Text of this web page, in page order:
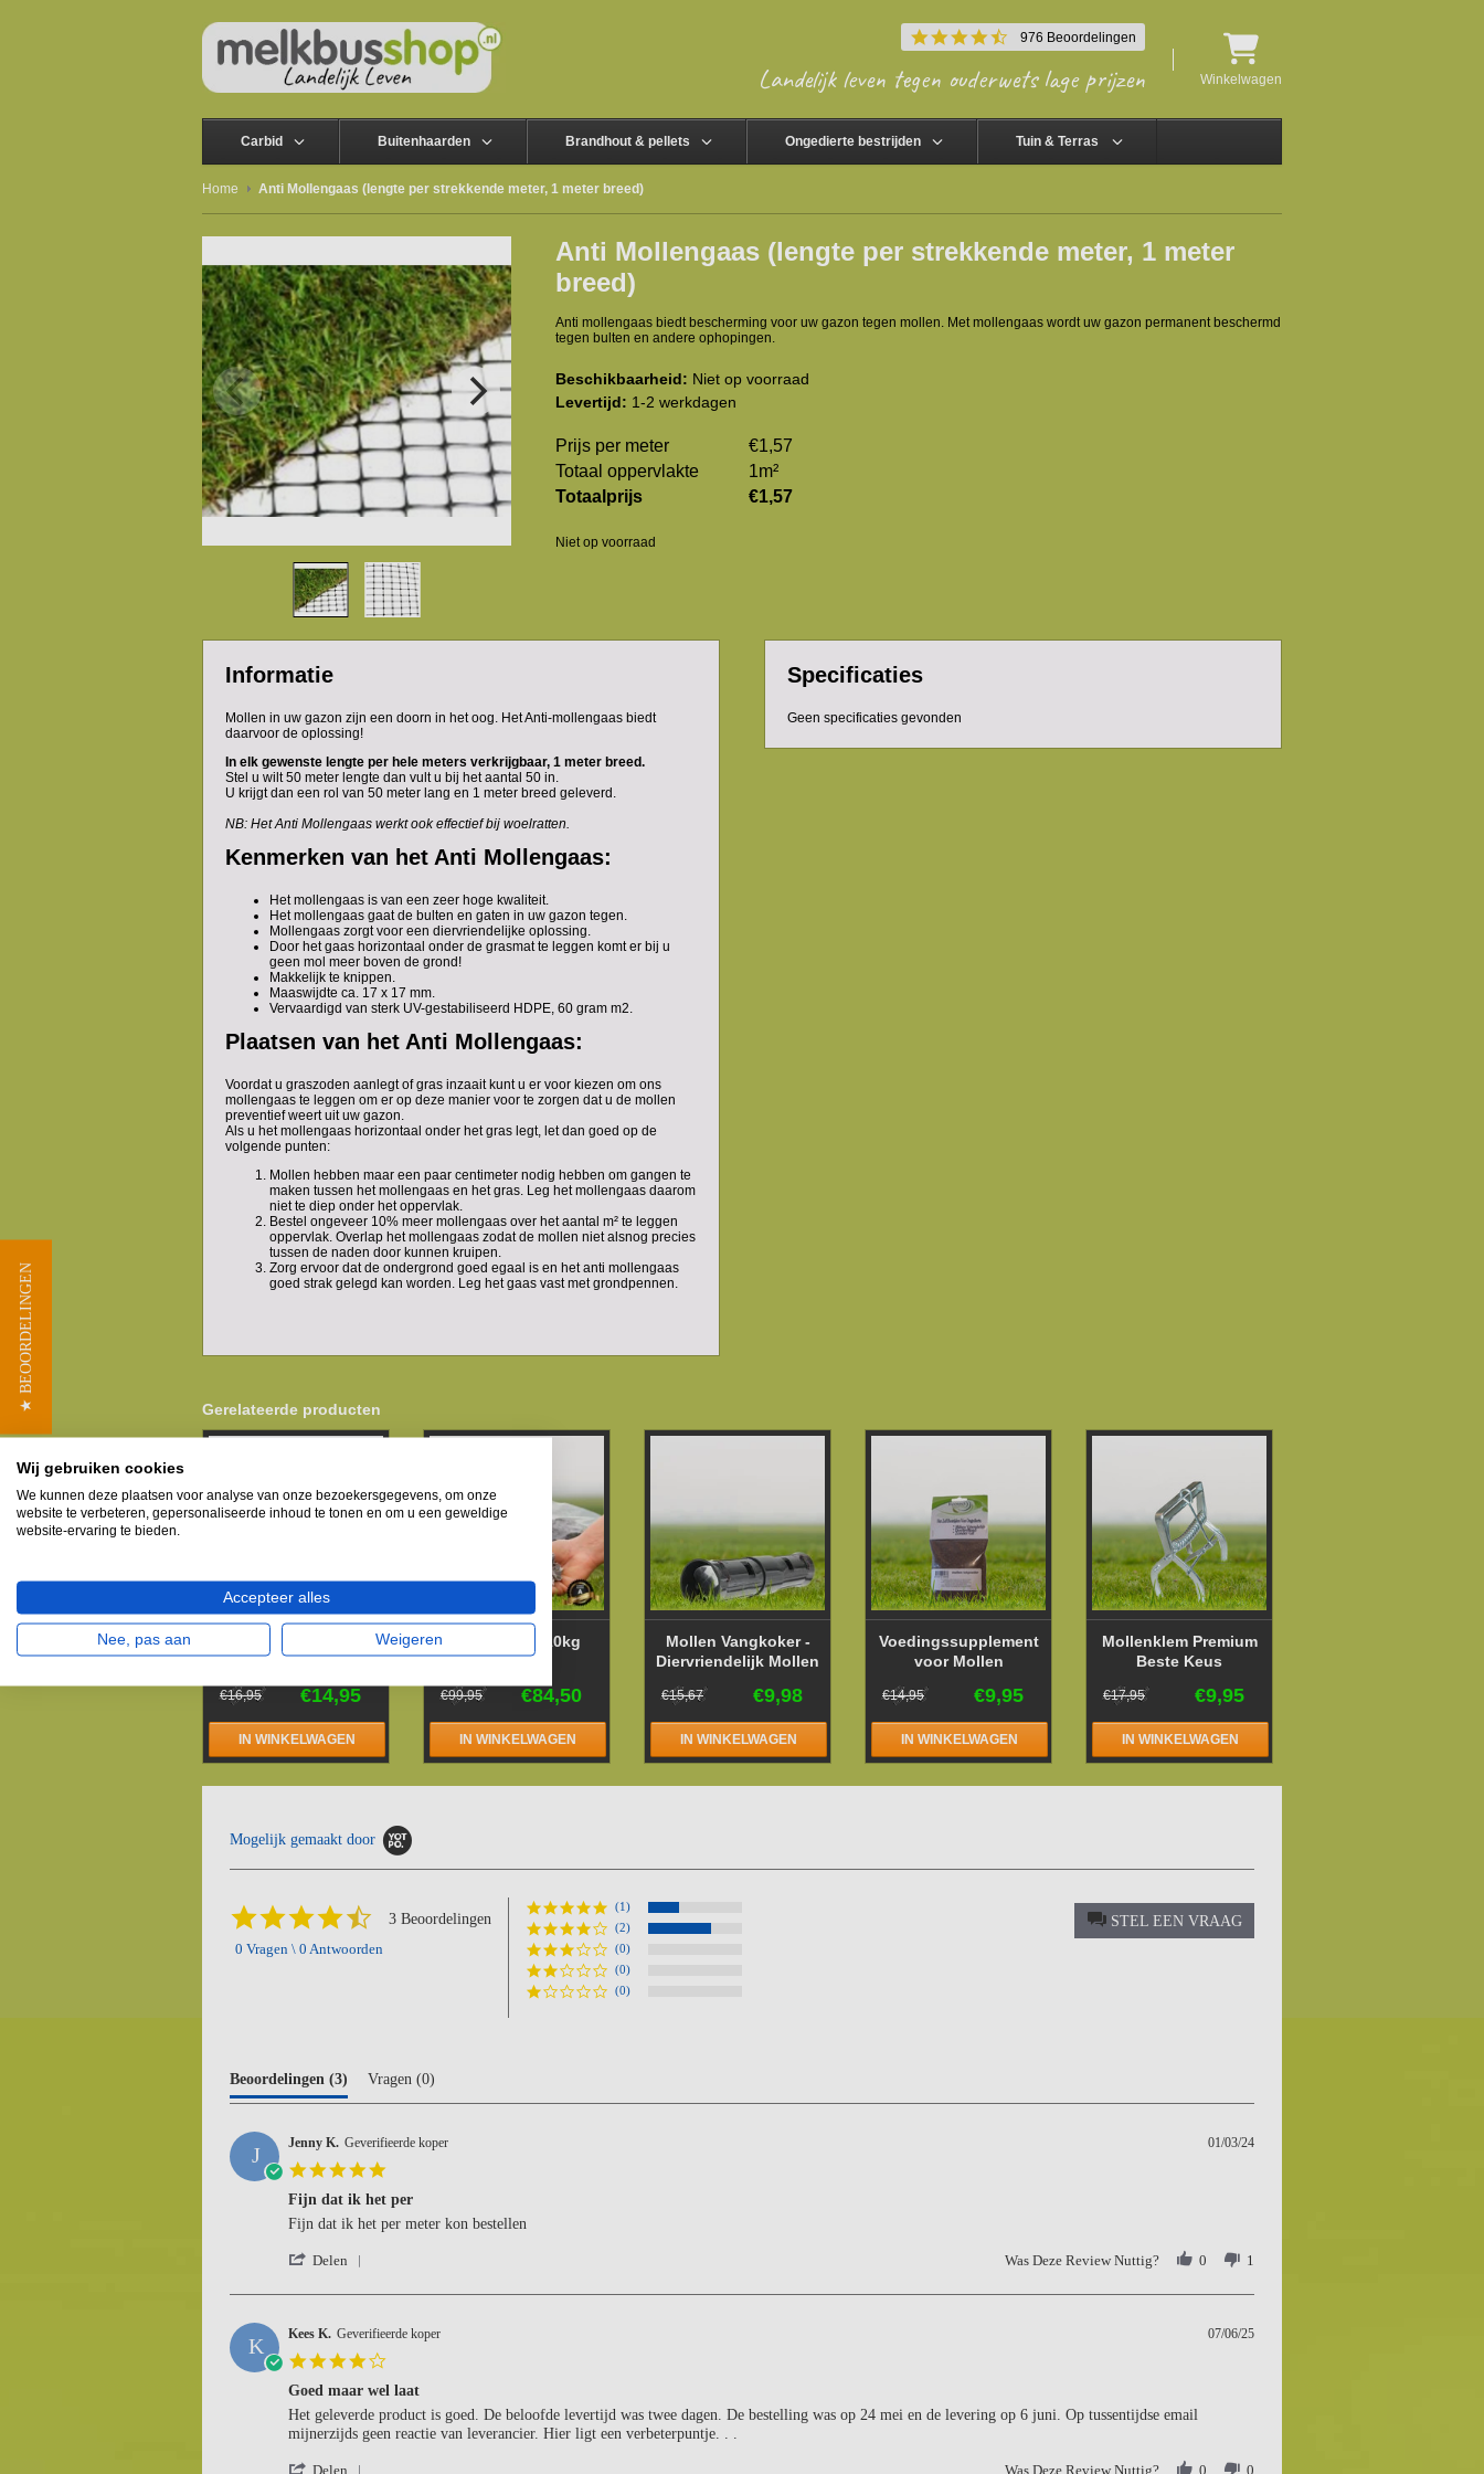
4.5
star
rating
976 Beoordelingen
Landelijk leven tegen ouderwets lage prijzen Winkelwagen
Carbid Buitenhaarden Brandhout & pellets Ongedierte bestrijden Tuin & Terras
Home Anti Mollengaas (lengte per strekkende meter, 1 meter breed)
Anti Mollengaas (lengte per strekkende meter, 1 meter
breed)
Anti mollengaas biedt bescherming voor uw gazon tegen mollen. Met mollengaas wordt uw gazon permanent beschermd
tegen bulten en andere ophopingen.
Beschikbaarheid: Niet op voorraad
Levertijd: 1-2 werkdagen
Prijs per meter
€1,57
Totaal oppervlakte
1m²
Totaalprijs
€1,57
Niet op voorraad
Informatie
Mollen in uw gazon zijn een doorn in het oog. Het Anti-mollengaas biedt
daarvoor de oplossing!
In elk gewenste lengte per hele meters verkrijgbaar, 1 meter breed.
Stel u wilt 50 meter lengte dan vult u bij het aantal 50 in.
U krijgt dan een rol van 50 meter lang en 1 meter breed geleverd.
NB: Het Anti Mollengaas werkt ook effectief bij woelratten.
Kenmerken van het Anti Mollengaas:
Het mollengaas is van een zeer hoge kwaliteit.
Het mollengaas gaat de bulten en gaten in uw gazon tegen.
Mollengaas zorgt voor een diervriendelijke oplossing.
Door het gaas horizontaal onder de grasmat te leggen komt er bij u
geen mol meer boven de grond!
Makkelijk te knippen.
Maaswijdte ca. 17 x 17 mm.
Vervaardigd van sterk UV-gestabiliseerd HDPE, 60 gram m2.
Plaatsen van het Anti Mollengaas:
Voordat u graszoden aanlegt of gras inzaait kunt u er voor kiezen om ons
mollengaas te leggen om er op deze manier voor te zorgen dat u de mollen
preventief weert uit uw gazon.
Als u het mollengaas horizontaal onder het gras legt, let dan goed op de
volgende punten:
Mollen hebben maar een paar centimeter nodig hebben om gangen te
maken tussen het mollengaas en het gras. Leg het mollengaas daarom
niet te diep onder het oppervlak.
Bestel ongeveer 10% meer mollengaas over het aantal m² te leggen
oppervlak. Overlap het mollengaas zodat de mollen niet alsnog precies
tussen de naden door kunnen kruipen.
Zorg ervoor dat de ondergrond goed egaal is en het anti mollengaas
goed strak gelegd kan worden. Leg het gaas vast met grondpennen.
Specificaties
Geen specificaties gevonden
Gerelateerde producten
schaarmodel
€14,95
€16,95
IN WINKELWAGEN
Mini Carbid 10kg
€84,50
€99,95
IN WINKELWAGEN
Mollen Vangkoker -
Diervriendelijk Mollen
€9,98
€15,67
IN WINKELWAGEN
Voedingssupplement
voor Mollen
€9,95
€14,95
IN WINKELWAGEN
Mollenklem Premium
Beste Keus
€9,95
€17,95
IN WINKELWAGEN
Mogelijk gemaakt door
4.3
rating
3 Beoordelingen
0 Vragen \ 0 Antwoorden
(1)
(2)
(0)
(0)
(0)
STEL EEN VRAAG
Beoordelingen (3) Vragen (0)
J Jenny K. Geverifieerde koper
rating
01/03/24
Fijn dat ik het per
Review
Jenny
on
Mar
2024
review
Fijn
ik
per
Fijn dat ik het per meter kon bestellen
Delen
Review
Jenny
K.
on
1
Mar
2024
Was Deze Review Nuttig? 0 1
K Kees K. Geverifieerde koper
rating
07/06/25
Goed maar wel laat
Review
by
K.
review
stating
maar
Het geleverde product is goed. De beloofde levertijd was twee dagen. De bestelling was op 24 mei en de levering op 6 juni. Op tussentijdse email
mijnerzijds geen reactie van leverancier. Hier ligt een verbeterpuntje. . .
Delen Was Deze Review Nuttig? 0 0
★ BEOORDELINGEN
Wij gebruiken cookies
We kunnen deze plaatsen voor analyse van onze bezoekersgegevens, om onze
website te verbeteren, gepersonaliseerde inhoud te tonen en om u een geweldige
website-ervaring te bieden.
Accepteer alles
Nee, pas aan Weigeren